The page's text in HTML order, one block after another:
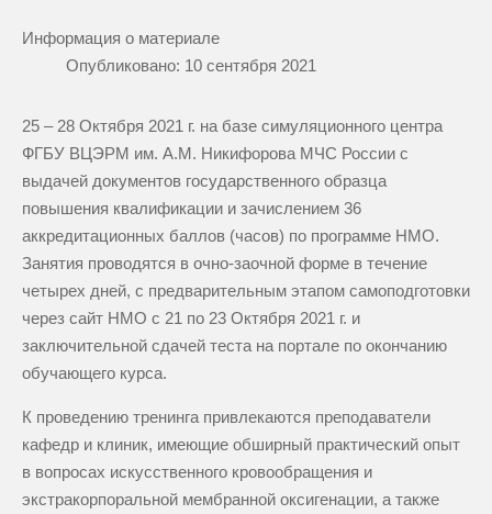
Информация о материале
Опубликовано: 10 сентября 2021
25 – 28 Октября 2021 г. на базе симуляционного центра
ФГБУ ВЦЭРМ им. А.М. Никифорова МЧС России с
выдачей документов государственного образца
повышения квалификации и зачислением 36
аккредитационных баллов (часов) по программе НМО.
Занятия проводятся в очно-заочной форме в течение
четырех дней, с предварительным этапом самоподготовки
через сайт НМО с 21 по 23 Октября 2021 г. и
заключительной сдачей теста на портале по окончанию
обучающего курса.
К проведению тренинга привлекаются преподаватели
кафедр и клиник, имеющие обширный практический опыт
в вопросах искусственного кровообращения и
экстракорпоральной мембранной оксигенации, а также